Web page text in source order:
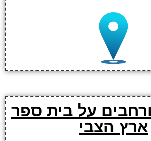
על בית ספר
ארץ הצבי